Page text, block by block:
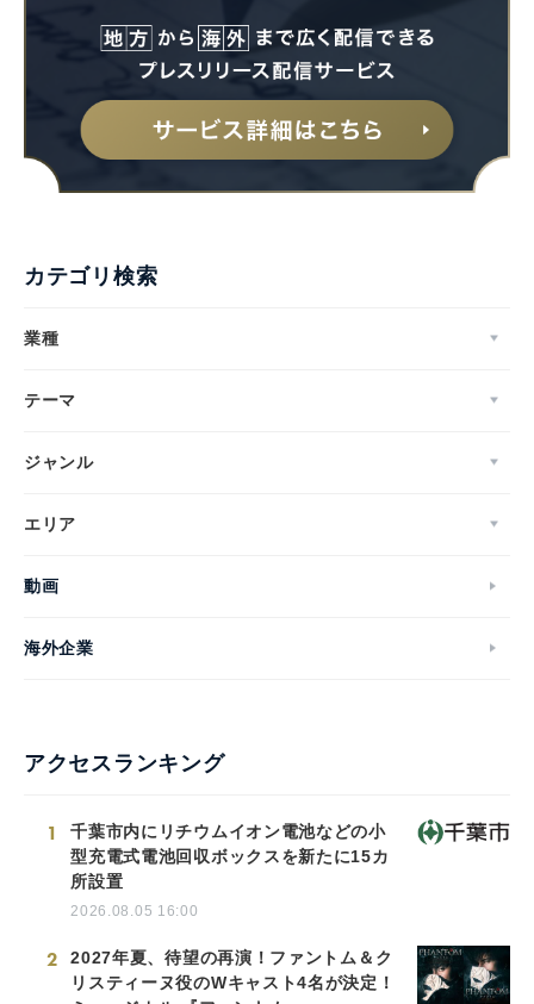
カテゴリ検索
業種
テーマ
ジャンル
エリア
動画
海外企業
アクセスランキング
1
千葉市内にリチウムイオン電池などの小
型充電式電池回収ボックスを新たに15カ
所設置
2026.08.05 16:00
2
2027年夏、待望の再演！ファントム＆ク
リスティーヌ役のWキャスト4名が決定！